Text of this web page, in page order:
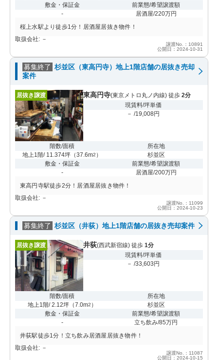
敷金・保証金
-
前業態/希望譲渡額
居酒屋/220万円
桜上水駅より徒歩1分！居酒屋居抜き物件！
取扱会社: －
譲渡No.：10891
公開日：2024-10-31
募集終了 杉並区（東高円寺）地上1階店舗の居抜き売却
案件
居抜き譲渡 東高円寺(東京メトロ丸ノ内線) 徒歩 2分
現賃料/坪単価
－ /19,008円
階数/面積
地上1階/ 11.374坪 （37.6m2 ）
所在地
杉並区
敷金・保証金
-
前業態/希望譲渡額
居酒屋/200万円
東高円寺駅徒歩2分！居酒屋居抜き物件！
取扱会社: －
譲渡No.：11099
公開日：2024-10-23
募集終了 杉並区（井荻）地上1階店舗の居抜き売却案件
居抜き譲渡 井荻(西武新宿線) 徒歩 1分
現賃料/坪単価
－ /33,603円
階数/面積
地上1階/ 2.12坪（7.0m2 ）
所在地
杉並区
敷金・保証金
-
前業態/希望譲渡額
立ち飲み/85万円
井荻駅徒歩1分！立ち飲み居酒屋居抜き物件！
取扱会社: －
譲渡No.：11087
公開日：2024-10-15